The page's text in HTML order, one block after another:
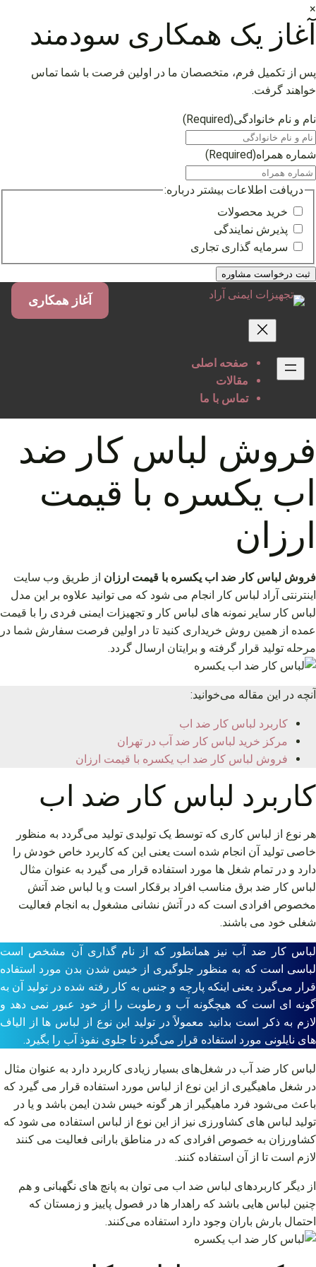
×
آغاز یک همکاری سودمند
پس از تکمیل فرم، متخصصان ما در اولین فرصت با شما تماس
خواهند گرفت.
نام و نام خانوادگی(Required)
شماره همراه(Required)
دریافت اطلاعات بیشتر درباره:
خرید محصولات
پذیرش نمایندگی
سرمایه گذاری تجاری
آغاز همکاری
صفحه اصلی
مقالات
تماس با ما
فروش لباس کار ضد
اب یکسره با قیمت
ارزان
فروش لباس کار ضد اب یکسره با قیمت ارزان از طریق وب سایت
اینترنتی آراد لباس کار انجام می شود که می توانید علاوه بر این مدل
لباس کار سایر نمونه های لباس کار و تجهیزات ایمنی فردی را با قیمت
عمده از همین روش خریداری کنید تا در اولین فرصت سفارش شما در
مرحله تولید قرار گرفته و برایتان ارسال گردد.
آنچه در این مقاله می‌خوانید:
کاربرد لباس کار ضد اب
مرکز خرید لباس کار ضد آب در تهران
فروش لباس کار ضد اب یکسره با قیمت ارزان
کاربرد لباس کار ضد اب
هر نوع از لباس کاری که توسط یک تولیدی تولید می‌گردد به منظور
خاصی تولید آن انجام شده است یعنی این که کاربرد خاص خودش را
دارد و در تمام شغل ها مورد استفاده قرار می گیرد به عنوان مثال
لباس کار ضد برق مناسب افراد برقکار است و یا لباس ضد آتش
مخصوص افرادی است که در آتش نشانی مشغول به انجام فعالیت
شغلی خود می باشند.
لباس کار ضد آب نیز همانطور که از نام گذاری آن مشخص است
لباسی است که به منظور جلوگیری از خیس شدن بدن مورد استفاده
قرار می‌گیرد یعنی اینکه پارچه و جنس به کار رفته شده در تولید آن به
گونه ای است که هیچگونه آب و رطوبت را از خود عبور نمی دهد و
لازم به ذکر است بدانید معمولاً در تولید این نوع از لباس ها از الیاف
های نایلونی مورد استفاده قرار می‌گیرد تا جلوی نفوذ آب را بگیرد.
لباس کار ضد آب در شغل‌های بسیار زیادی کاربرد دارد به عنوان مثال
در شغل ماهیگیری از این نوع از لباس مورد استفاده قرار می گیرد که
باعث می‌شود فرد ماهیگیر از هر گونه خیس شدن ایمن باشد و یا در
تولید لباس های کشاورزی نیز از این نوع از لباس استفاده می شود که
کشاورزان به خصوص افرادی که در مناطق بارانی فعالیت می کنند
لازم است تا از آن استفاده کنند.
از دیگر کاربردهای لباس ضد اب می توان به پانچ های نگهبانی و هم
چنین لباس هایی باشد که راهدار ها در فصول پاییز و زمستان که
احتمال بارش باران وجود دارد استفاده می‌کنند.